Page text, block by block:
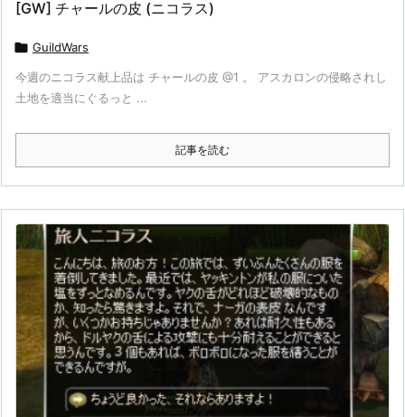
[GW] チャールの皮 (ニコラス)
 GuildWars
今週のニコラス献上品は チャールの皮 @1 。 アスカロンの侵略されし
土地を適当にぐるっと ...
記事を読む